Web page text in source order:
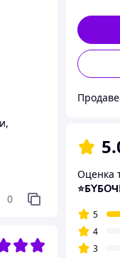
0
Оценка
5
4
3